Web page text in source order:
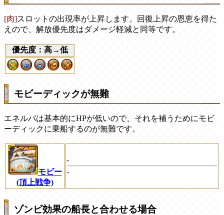
[肉]スロットの出現率が上昇します。回復上昇の恩恵を得た
えので、解放優先度はダメージ軽減と同等です。
優先度：高→低
モビーディックが無難
エネルパは基本的にHPが低いので、それを補うためにモビ
ーディックに乗船するのが無難です。
モビー
(頂上戦争)
-
-
ゾンビ効果の船長と合わせる場合